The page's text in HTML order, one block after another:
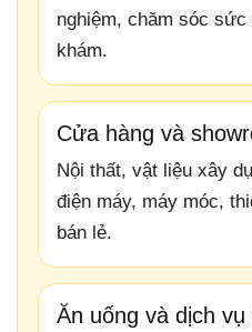
nghiệm, chăm sóc
khám.
Cửa hàng và
Nội thất, vật liệu xây
điện máy, máy móc,
bán lẻ.
Ăn uống và dịch vụ